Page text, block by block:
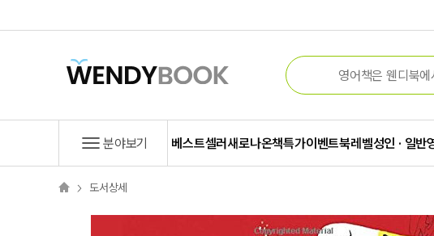
분야보기 베스트셀러새로나온책특가이벤트북레벨성인 · 일반
도서상세